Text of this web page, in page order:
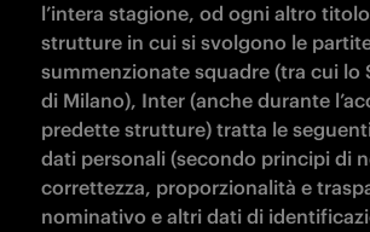
l’intera stagione, od ogni altro
strutture in cui si svolgono le
summenzionate squadre (tra cui lo
di Milano), Inter (anche durante
predette strutture) tratta le
dati personali (secondo principi di
correttezza, proporzionalità e
nominativo e altri dati di